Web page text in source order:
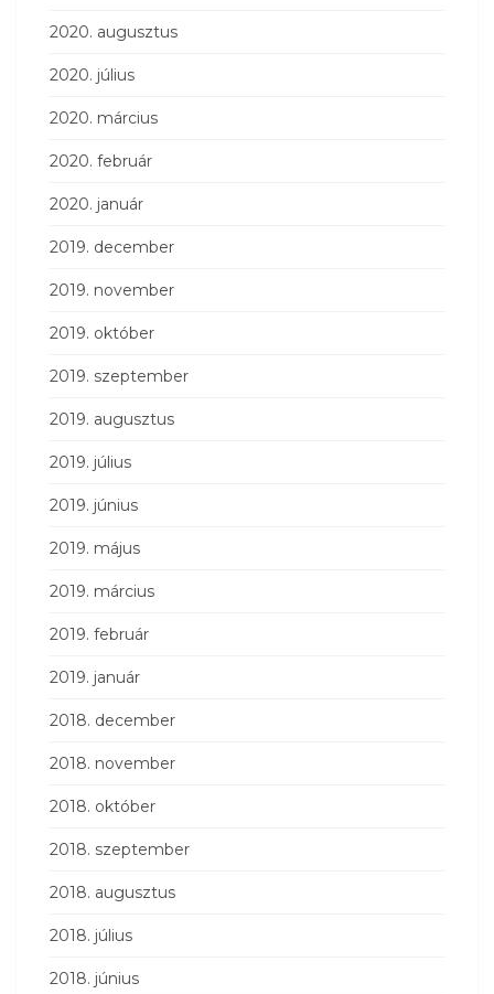
2020. augusztus
2020. július
2020. március
2020. február
2020. január
2019. december
2019. november
2019. október
2019. szeptember
2019. augusztus
2019. július
2019. június
2019. május
2019. március
2019. február
2019. január
2018. december
2018. november
2018. október
2018. szeptember
2018. augusztus
2018. július
2018. június